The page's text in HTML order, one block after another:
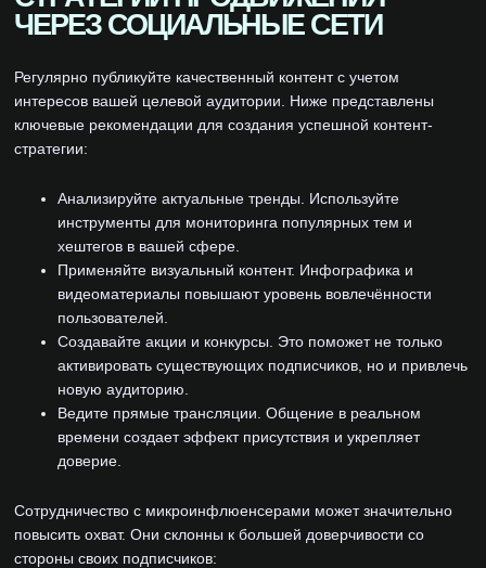
ЧЕРЕЗ СОЦИАЛЬНЫЕ СЕТИ
Регулярно публикуйте качественный контент с учетом
интересов вашей целевой аудитории. Ниже представлены
ключевые рекомендации для создания успешной контент-
стратегии:
Анализируйте актуальные тренды. Используйте
инструменты для мониторинга популярных тем и
хештегов в вашей сфере.
Применяйте визуальный контент. Инфографика и
видеоматериалы повышают уровень вовлечённости
пользователей.
Создавайте акции и конкурсы. Это поможет не только
активировать существующих подписчиков, но и привлечь
новую аудиторию.
Ведите прямые трансляции. Общение в реальном
времени создает эффект присутствия и укрепляет
доверие.
Сотрудничество с микроинфлюенсерами может значительно
повысить охват. Они склонны к большей доверчивости со
стороны своих подписчиков: